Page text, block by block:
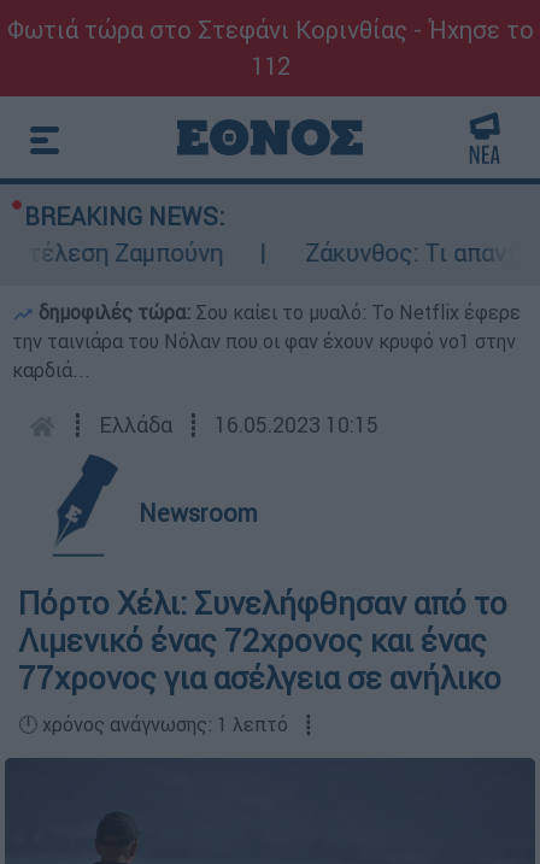
Φωτιά τώρα στο Στεφάνι Κορινθίας - Ήχησε το
112
BREAKING NEWS:
Ζαμπούνη
Ζάκυνθος: Τι απαντά
δημοφιλές τώρα: Σου καίει το μυαλό: Το Netflix έφερε
την ταινιάρα του Νόλαν που οι φαν έχουν κρυφό νο1 στην
καρδιά...
┋ Ελλάδα ┋ 16.05.2023 10:15
Newsroom
Πόρτο Χέλι: Συνελήφθησαν από το
Λιμενικό ένας 72χρονος και ένας
77χρονος για ασέλγεια σε ανήλικο
🕛 χρόνος ανάγνωσης: 1 λεπτό ┋